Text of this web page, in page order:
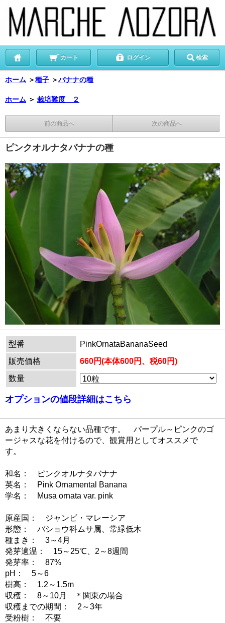
カート ログイン 検索
ホーム ＞種子 ＞バナナの種
ホーム ＞ 栽培難度 ２
前の商品へ 次の商品へ
ピンクオルナタバナナの種
型番
PinkOrnataBananaSeed
販売価格
660円(本体600円、税60円)
数量
オプションの値段詳細はこちら
あまり大きくならない品種です。 パープル～ピンクのゴ
ージャスな花を付けるので、観賞用としてオススメで
す。
和名： ピンクオルナタバナナ
英名： Pink Ornamental Banana
学名： Musa ornata var. pink
原産国： ジャンビ・マレーシア
形態： バショウ科ムサ属、常緑低木
種まき： 3～4月
発芽適温： 15～25℃、2～8週間
発芽率： 87%
pH： 5～6
樹高： 1.2～1.5m
収穫： 8～10月 ＊関東の場合
収穫までの期間： 2～3年
受粉樹： 不要